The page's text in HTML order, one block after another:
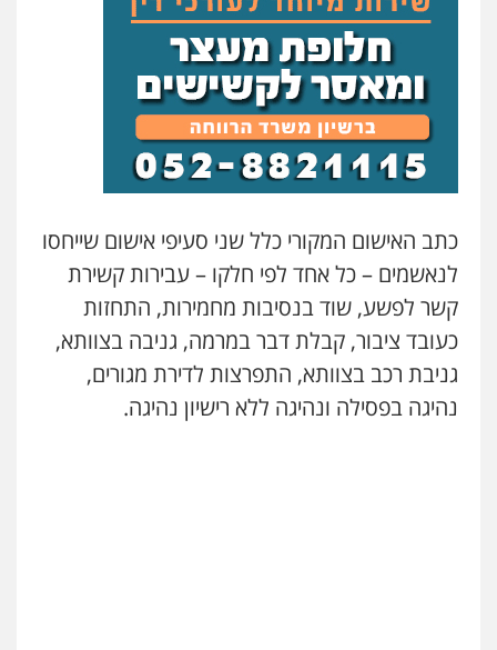
0547780927
עו"ד אסף גונן
פלילי פשע חמור תעבורה צבא
וחקירות
0542255161
פלילי פשיעה חמורה סמים מעצרים
וחקירות
0544723840
עו"ד ראוף נג'אר
פלילי עורכי דין לענייני אסירים
סמים רכוש
0548009246
כתב האישום המקורי כלל שני סעיפי אישום שייחסו
לנאשמים – כל אחד לפי חלקו – עבירות קשירת
קשר לפשע, שוד בנסיבות מחמירות, התחזות
כעובד ציבור, קבלת דבר במרמה, גניבה בצוותא,
גניבת רכב בצוותא, התפרצות לדירת מגורים,
נהיגה בפסילה ונהיגה ללא רישיון נהיגה.